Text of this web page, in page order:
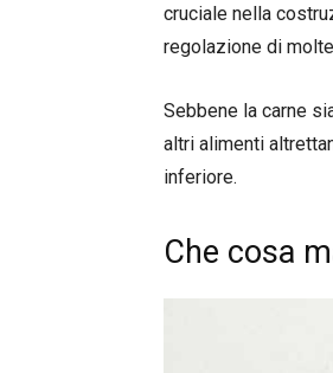
cruciale nella
regolazione di
Sebbene la carne
altri alimenti
inferiore.
Che cosa